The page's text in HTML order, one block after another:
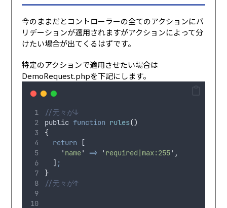
今のままだとコントローラーの全てのアクションにバ
リデーションが適用されますがアクションによって分
けたい場合が出てくるはずです。
特定のアクションで適用させたい場合は
DemoRequest.phpを下記にします。
//元々が↓
public function rules()
{
return [
' name' => ' required|max:255' ,
  ]
;
}
//元々が↑